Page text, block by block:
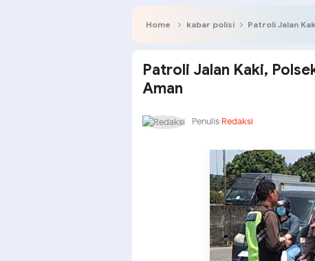
Home kabar polisi Patroli Jalan
Patroli Jalan Kaki,
Aman
Penulis Redaksi